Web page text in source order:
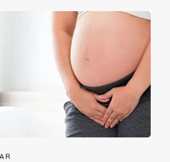
hacer contra
bruscos de
evitarlos?
tus emociones a
constantemente como
rusa, puedes seguir